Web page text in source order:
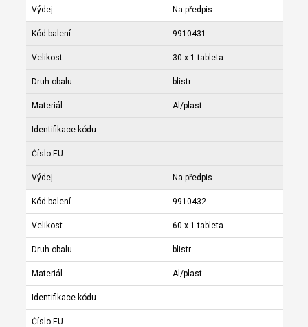
Výdej Na předpis
Kód balení 9910431
Velikost 30 x 1 tableta
Druh obalu blistr
Materiál Al/plast
Identifikace kódu
Číslo EU
Výdej Na předpis
Kód balení 9910432
Velikost 60 x 1 tableta
Druh obalu blistr
Materiál Al/plast
Identifikace kódu
Číslo EU